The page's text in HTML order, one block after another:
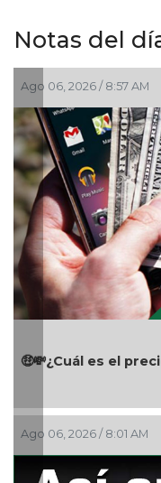
Notas del
Ago 06, 2026 / 8:57 AM
🤑💸¿Cuál es el
Ago 06, 2026 / 8:01 AM